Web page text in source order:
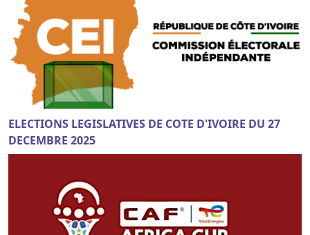
ELECTIONS LEGISLATIVES DE COTE D'IVOIRE DU 27
DECEMBRE 2025